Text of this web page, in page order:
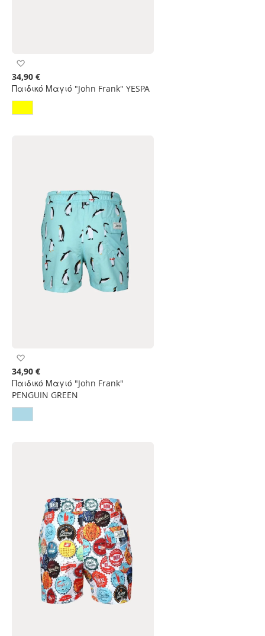
στη
Λίστα
Επιθυμιών
Παιδικό Μαγιό "John Frank" YESPA
34,90 €
στη
Λίστα
Επιθυμιών
Παιδικό Μαγιό "John Frank"
PENGUIN GREEN
34,90 €